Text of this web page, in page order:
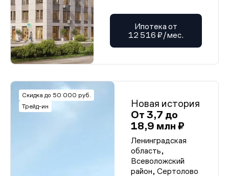
Ипотека от
12 516 ₽/мес.
Скидка до 50 000 руб.
Трейд-ин
Новая история
От 3,7 до
18,9 млн ₽
Ленинградская
область,
Всеволожский
район, Сертолово